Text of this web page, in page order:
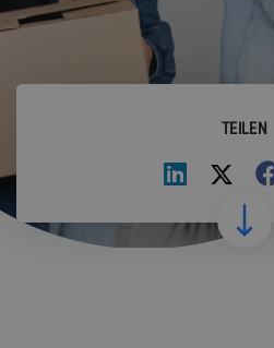
TEILEN